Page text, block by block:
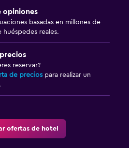
opiniones
basadas en millones de
huéspedes reales.
reservar?
de precios para realizar un
ofertas de hotel